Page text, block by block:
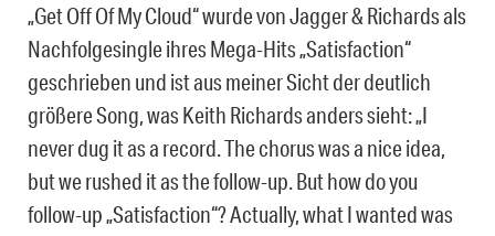
„Get Off Of My Cloud“ wurde von Jagger & Richards als
Nachfolgesingle ihres Mega-Hits „Satisfaction“
geschrieben und ist aus meiner Sicht der deutlich
größere Song, was Keith Richards anders sieht: „I
never dug it as a record. The chorus was a nice idea,
but we rushed it as the follow-up. But how do you
follow-up „Satisfaction“? Actually, what I wanted was